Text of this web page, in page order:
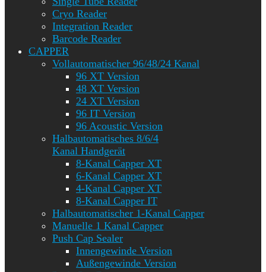
Cryo Reader
Integration Reader
Barcode Reader
CAPPER
Vollautomatischer 96/48/24 Kanal
96 XT Version
48 XT Version
24 XT Version
96 IT Version
96 Acoustic Version
Halbautomatisches 8/6/4
Kanal Handgerät
8-Kanal Capper XT
6-Kanal Capper XT
4-Kanal Capper XT
8-Kanal Capper IT
Halbautomatischer 1-Kanal Capper
Manuelle 1 Kanal Capper
Push Cap Sealer
Innengewinde Version
Außengewinde Version